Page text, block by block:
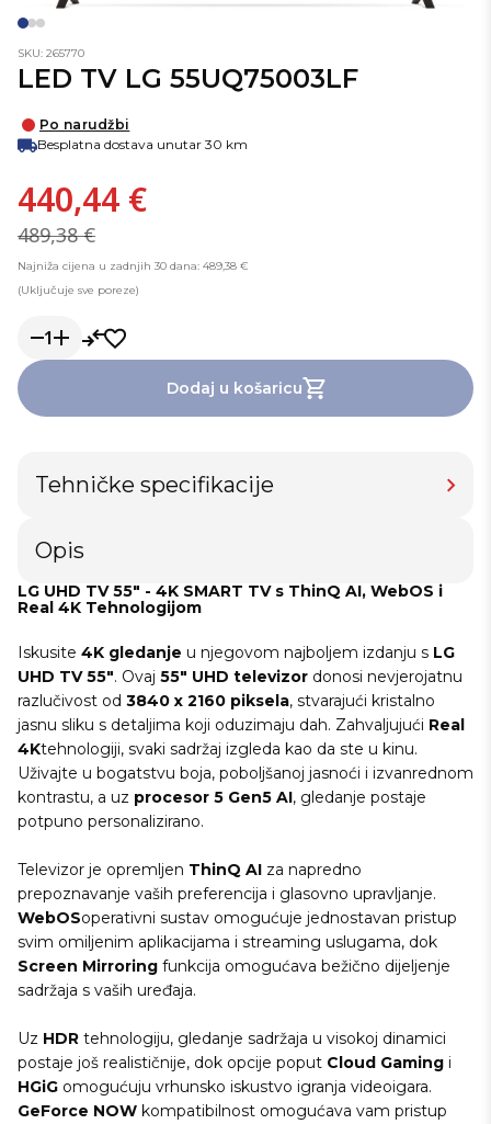
SKU: 265770
LED TV LG 55UQ75003LF
Po narudžbi
Besplatna dostava unutar 30 km
440,44 €
489,38 €
Najniža cijena u zadnjih 30 dana: 489,38 €
(Uključuje sve poreze)
1
Dodaj u košaricu
Tehničke specifikacije
Opis
LG UHD TV 55" - 4K SMART TV s ThinQ AI, WebOS i
Real 4K Tehnologijom
Iskusite 4K gledanje u njegovom najboljem izdanju s LG
UHD TV 55". Ovaj 55" UHD televizor donosi nevjerojatnu
razlučivost od 3840 x 2160 piksela, stvarajući kristalno
jasnu sliku s detaljima koji oduzimaju dah. Zahvaljujući Real
4Ktehnologiji, svaki sadržaj izgleda kao da ste u kinu.
Uživajte u bogatstvu boja, poboljšanoj jasnoći i izvanrednom
kontrastu, a uz procesor 5 Gen5 AI, gledanje postaje
potpuno personalizirano.
Televizor je opremljen ThinQ AI za napredno
prepoznavanje vaših preferencija i glasovno upravljanje.
WebOSoperativni sustav omogućuje jednostavan pristup
svim omiljenim aplikacijama i streaming uslugama, dok
Screen Mirroring funkcija omogućava bežično dijeljenje
sadržaja s vaših uređaja.
Uz HDR tehnologiju, gledanje sadržaja u visokoj dinamici
postaje još realističnije, dok opcije poput Cloud Gaming i
HGiG omogućuju vrhunsko iskustvo igranja videoigara.
GeForce NOW kompatibilnost omogućava vam pristup